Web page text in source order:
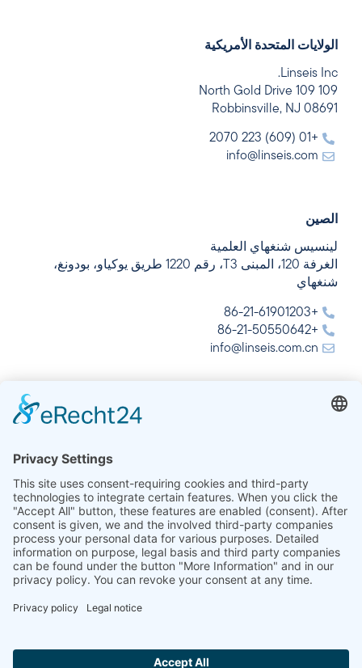
الولايات المتحدة الأمريكية
Linseis Inc.
109 109 North Gold Drive
Robbinsville, NJ 08691
+01 (609) 223 2070
info@linseis.com
الصين
لينسيس شنغهاي العلمية
الغرفة 120، المبنى T3، رقم 1220 طريق يوكياو، بودونغ،
شنغهاي
+86-21-61901203
+86-21-50550642
info@linseis.com.cn
الهند
+91-11-42883851
sales@linseis.in